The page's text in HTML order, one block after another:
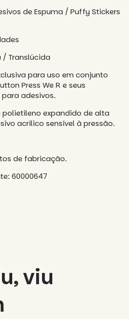
de Espuma / Puffy Stickers
/ Translúcida
para uso em conjunto
Press We R e seus
adesivos.
polietileno expandido de alta
acrílico sensível à pressão.
de fabricação.
60000647
viu